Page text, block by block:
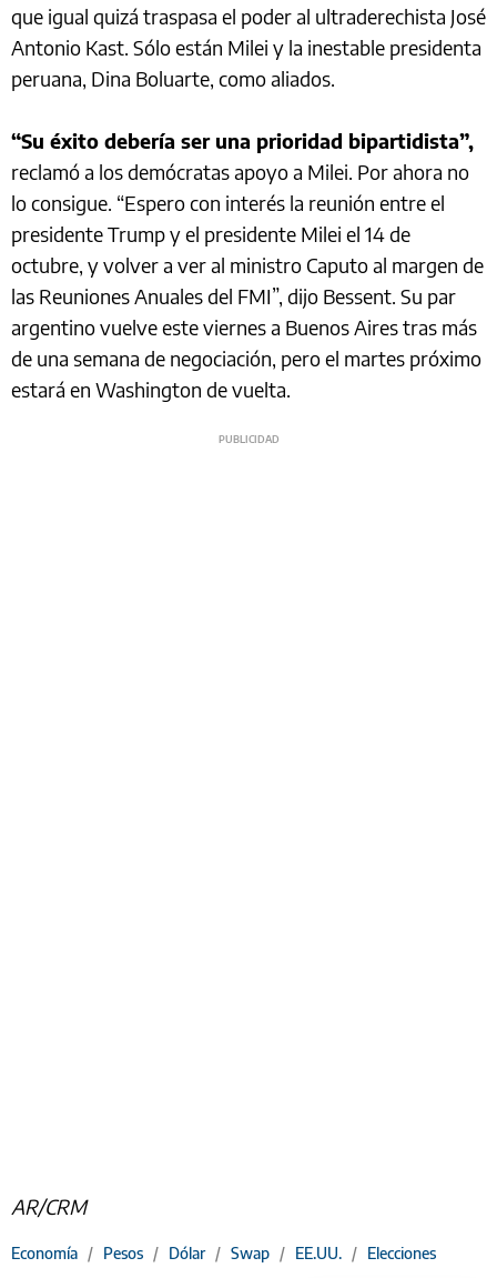
que igual quizá traspasa el poder al ultraderechista José
Antonio Kast. Sólo están Milei y la inestable presidenta
peruana, Dina Boluarte, como aliados.
“Su éxito debería ser una prioridad bipartidista”,
reclamó a los demócratas apoyo a Milei. Por ahora no
lo consigue. “Espero con interés la reunión entre el
presidente Trump y el presidente Milei el 14 de
octubre, y volver a ver al ministro Caputo al margen de
las Reuniones Anuales del FMI”, dijo Bessent. Su par
argentino vuelve este viernes a Buenos Aires tras más
de una semana de negociación, pero el martes próximo
estará en Washington de vuelta.
AR/CRM
Economía / Pesos / Dólar / Swap / EE.UU. / Elecciones